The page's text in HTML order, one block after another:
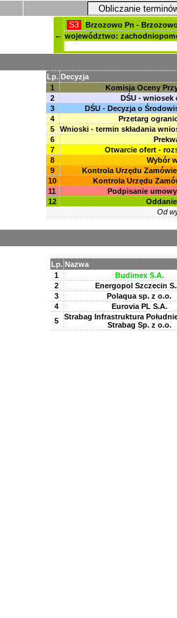
Obliczanie
←
S3 Brzozowo Pn -
województwo:
Lp. Decyzja
1
Komisja Oceny
2
DŚU - wniosek
3
DŚU - Decyzja o
4
Przetarg
5
Wnioski - termin składania
6
7
Otwarcie ofert -
8
Wybór
9
Kontrola Urzędu
10
Kontrola Urzędu
11
Podpisanie
12
Od
Lp. Nazwa
1
Budimex S.A.
2
Energopol Szczecin
3
Polaqua sp. z o.o.
4
Eurovia PL S.A.
5
Strabag Infrastruktura
Strabag Sp. z o.o.